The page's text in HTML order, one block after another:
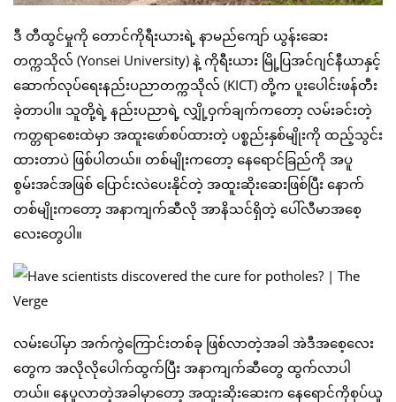
ဒီ တီထွင်မှုကို တောင်ကိုရီးယားရဲ့ နာမည်ကျော် ယွန်းဆေး
တက္ကသိုလ် (Yonsei University) နဲ့ ကိုရီးယား မြို့ပြအင်ဂျင်နီယာနှင့်
ဆောက်လုပ်ရေးနည်းပညာတက္ကသိုလ် (KICT) တို့က ပူးပေါင်းဖန်တီး
ခဲ့တာပါ။ သူတို့ရဲ့ နည်းပညာရဲ့ လျှို့ဝှက်ချက်ကတော့ လမ်းခင်းတဲ့
ကတ္တရာစေးထဲမှာ အထူးဖော်စပ်ထားတဲ့ ပစ္စည်းနှစ်မျိုးကို ထည့်သွင်း
ထားတာပဲ ဖြစ်ပါတယ်။ တစ်မျိုးကတော့ နေရောင်ခြည်ကို အပူ
စွမ်းအင်အဖြစ် ပြောင်းလဲပေးနိုင်တဲ့ အထူးဆိုးဆေးဖြစ်ပြီး နောက်
တစ်မျိုးကတော့ အနာကျက်ဆီလို အာနိသင်ရှိတဲ့ ပေါ်လီမာအစေ့
လေးတွေပါ။
လမ်းပေါ်မှာ အက်ကွဲကြောင်းတစ်ခု ဖြစ်လာတဲ့အခါ အဲဒီအစေ့လေး
တွေက အလိုလိုပေါက်ထွက်ပြီး အနာကျက်ဆီတွေ ထွက်လာပါ
တယ်။ နေပူလာတဲ့အခါမှာတော့ အထူးဆိုးဆေးက နေရောင်ကိုစုပ်ယူ